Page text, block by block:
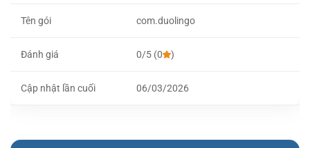
Tên gói com.duolingo
Đánh giá 0/5 (0 )
Cập nhật lần cuối 06/03/2026